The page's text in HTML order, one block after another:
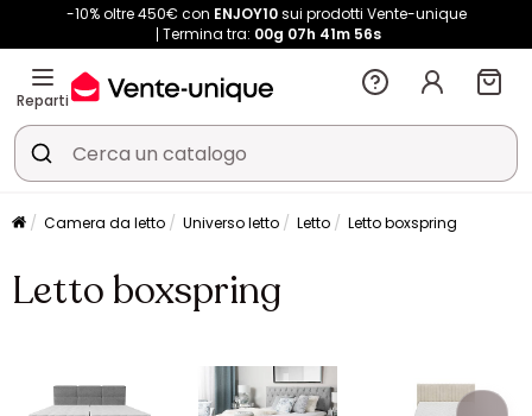
-10% oltre 450€ con ENJOY10sui prodotti Vente-unique
Termina tra: 00g 07h 41m 55s
Reparti
Camera da letto Universo letto Letto Letto boxspring
Letto boxspring